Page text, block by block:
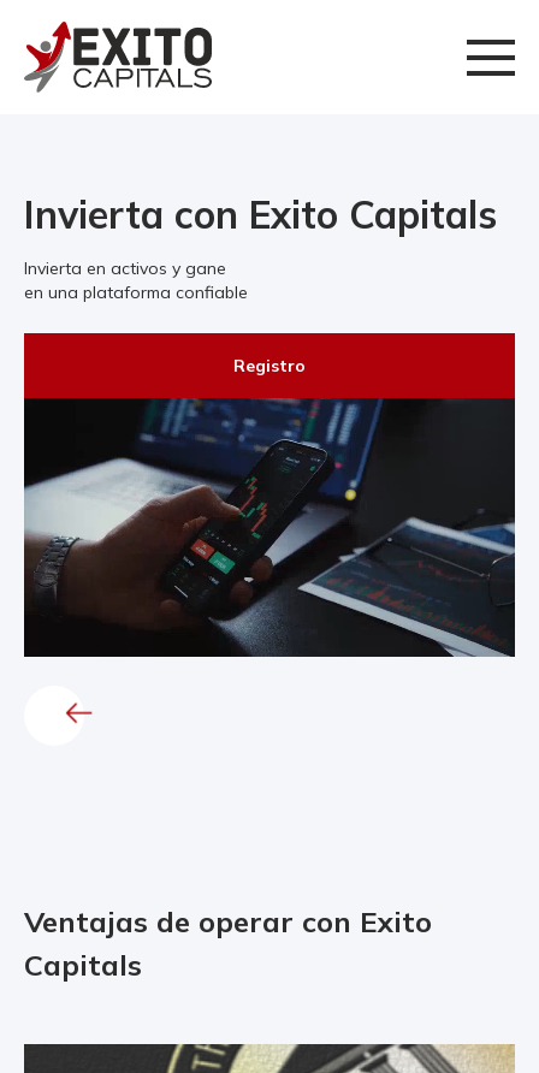
Invierta con Exito Capitals
Invierta en activos y gane
en una plataforma confiable
Registro
Ventajas de operar con Exito
Capitals